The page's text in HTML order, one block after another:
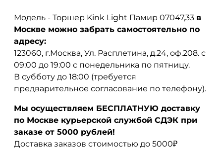
Модель - Торшер Kink Light Памир 07047,33 в
Москве можно забрать самостоятельно по
адресу:
123060, г.Москва, Ул. Расплетина, д.24, оф.208. с
09:00 до 19:00 с понедельника по пятницу.
В субботу до 18:00 (требуется
предварительное согласование по телефону).
Мы осуществляем БЕСПЛАТНУЮ доставку
по Москве курьерской службой СДЭК при
заказе от 5000 рублей!
Доставка заказов стоимостью до 5000₽